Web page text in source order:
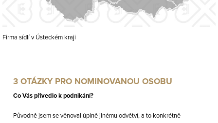
Firma sídlí v Ústeckém kraji
3 OTÁZKY PRO NOMINOVANOU OSOBU
Co Vás přivedlo k podnikání?
Původně jsem se věnoval úplně jinému odvětví, a to konkrétně